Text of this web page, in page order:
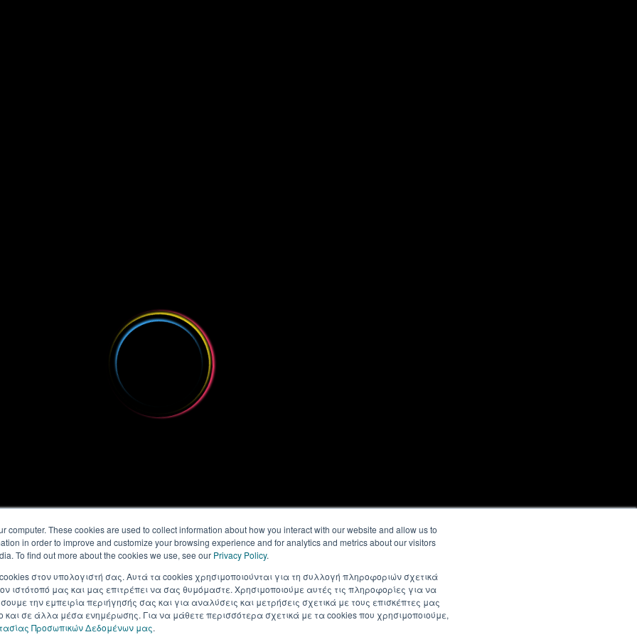
computer. These cookies are used to collect information about how you interact with our website and allow us to
in order to improve and customize your browsing experience and for analytics and metrics about our visitors
To find out more about the cookies we use, see our Privacy Policy.
στον υπολογιστή σας. Αυτά τα cookies χρησιμοποιούνται για τη συλλογή πληροφοριών σχετικά
ιστότοπό μας και μας επιτρέπει να σας θυμόμαστε. Χρησιμοποιούμε αυτές τις πληροφορίες για να
την εμπειρία περιήγησής σας και για αναλύσεις και μετρήσεις σχετικά με τους επισκέπτες μας
και σε άλλα μέσα ενημέρωσης. Για να μάθετε περισσότερα σχετικά με τα cookies που χρησιμοποιούμε,
Προσωπικών Δεδομένων μας.